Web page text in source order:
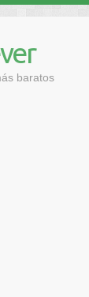
baratos